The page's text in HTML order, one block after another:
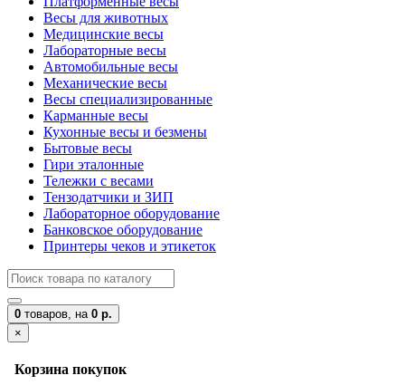
Весы для животных
Медицинские весы
Лабораторные весы
Автомобильные весы
Механические весы
Весы специализированные
Карманные весы
Кухонные весы и безмены
Бытовые весы
Гири эталонные
Тележки с весами
Тензодатчики и ЗИП
Лабораторное оборудование
Банковское оборудование
Принтеры чеков и этикеток
0 товаров, на 0 р.
×
Корзина покупок